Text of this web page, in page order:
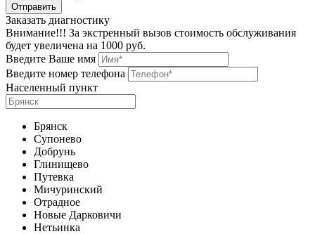
Заказать диагностику
Внимание!!! За экстренный вызов стоимость обслуживания
будет увеличена на 1000 руб.
Введите Ваше имя
Введите номер телефона
Населенный пункт
Брянск
Супонево
Добрунь
Глинищево
Путевка
Мичуринский
Отрадное
Новые Дарковичи
Нетьинка